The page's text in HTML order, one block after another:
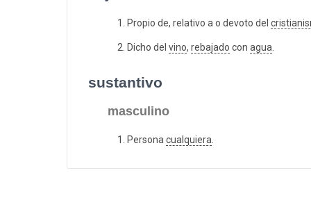
Propio de, relativo a o devoto del
Dicho del vino, rebajado con agua.
sustantivo
masculino
Personacualquiera.